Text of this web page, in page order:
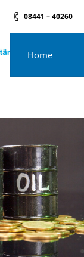
08441 – 40260
Home